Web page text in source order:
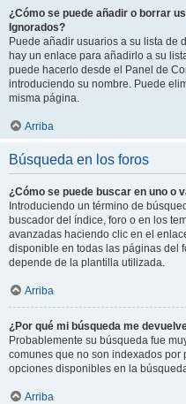
¿Cómo se puede añadir o borrar
Ignorados?
Puede añadir usuarios a su lista de
hay un enlace para añadirlo a su
puede hacerlo desde el Panel de
introduciendo su nombre. Puede
misma página.
Arriba
Búsqueda en los foros
¿Cómo se puede buscar en uno o
Introduciendo un término de
buscador del índice, foro o en los
avanzadas haciendo clic en el
disponible en todas las páginas del
depende de la plantilla utilizada.
Arriba
¿Por qué mi búsqueda me
Probablemente su búsqueda fue
comunes que no son indexados por
opciones disponibles en la
Arriba